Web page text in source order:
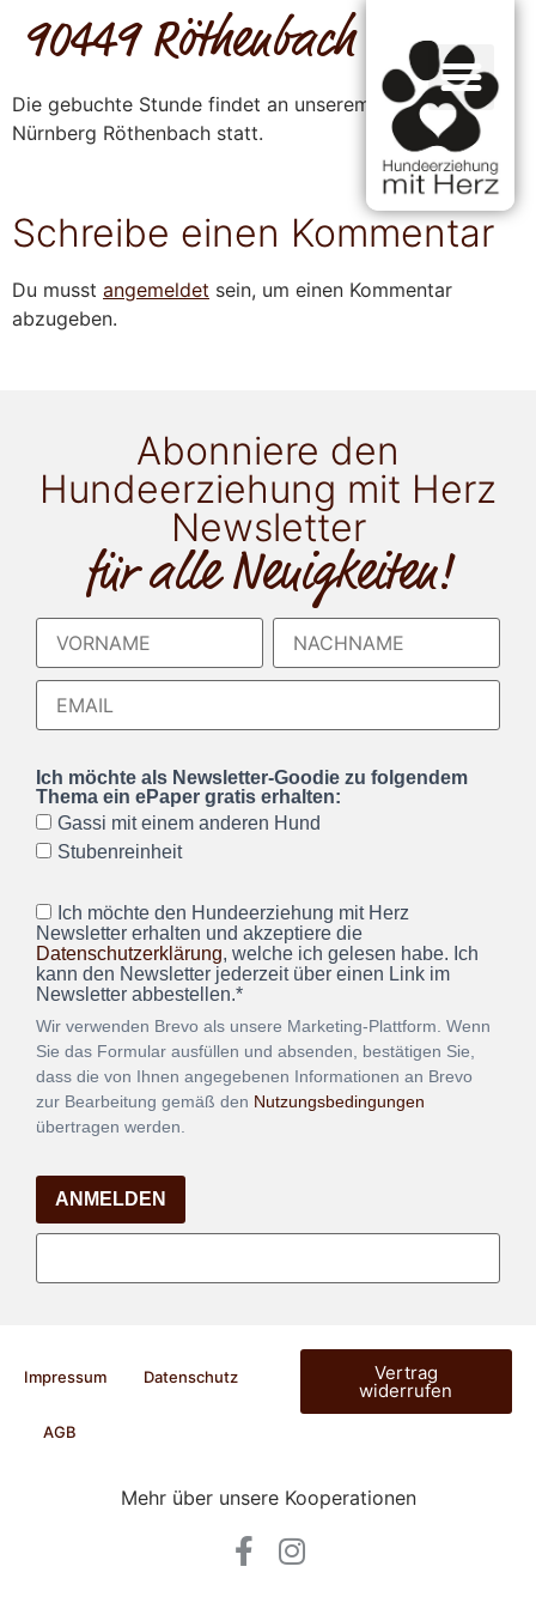
90449 Röthenbach
Die gebuchte Stunde findet an unserem Standort in
Nürnberg Röthenbach statt.
Schreibe einen Kommentar
Du musst angemeldet sein, um einen Kommentar
abzugeben.
Abonniere den
Hundeerziehung mit Herz
Newsletter
für alle Neuigkeiten!
Ich möchte als Newsletter-Goodie zu folgendem
Thema ein ePaper gratis erhalten:
Gassi mit einem anderen Hund
Stubenreinheit
Ich möchte den Hundeerziehung mit Herz
Newsletter erhalten und akzeptiere die
Datenschutzerklärung, welche ich gelesen habe. Ich
kann den Newsletter jederzeit über einen Link im
Newsletter abbestellen.*
Wir verwenden Brevo als unsere Marketing-Plattform. Wenn
Sie das Formular ausfüllen und absenden, bestätigen Sie,
dass die von Ihnen angegebenen Informationen an Brevo
zur Bearbeitung gemäß den Nutzungsbedingungen
übertragen werden.
ANMELDEN
Impressum Datenschutz
AGB
Vertrag
widerrufen
Mehr über unsere Kooperationen